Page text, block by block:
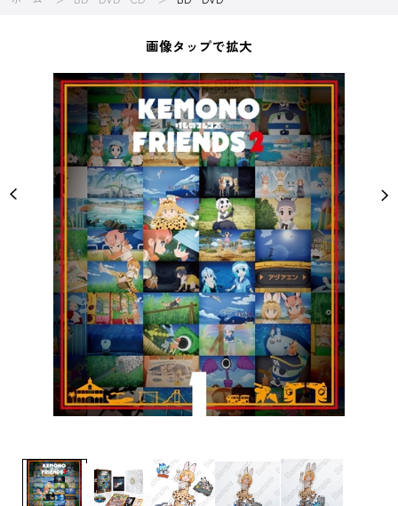
画像タップで拡大